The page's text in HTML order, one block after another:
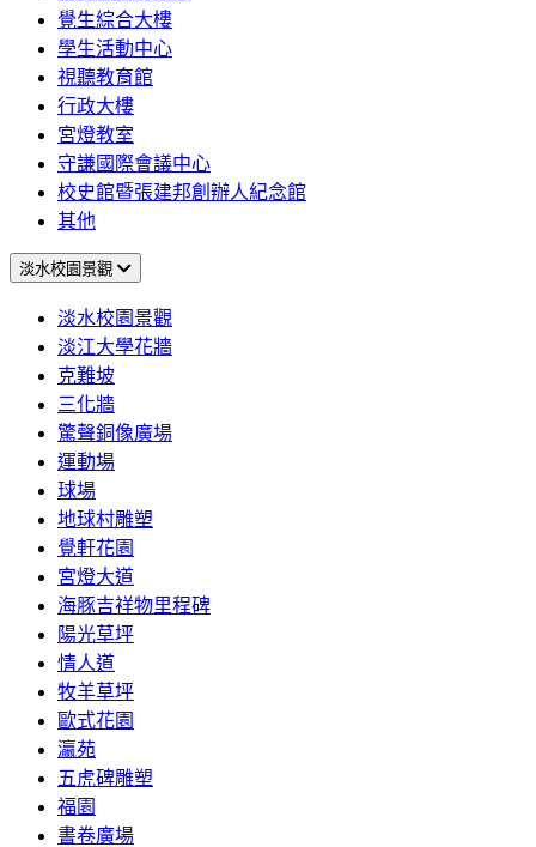
覺生綜合大樓
學生活動中心
視聽教育館
行政大樓
宮燈教室
守謙國際會議中心
校史館暨張建邦創辦人紀念館
其他
淡水校園景觀
淡水校園景觀
淡江大學花牆
克難坡
三化牆
驚聲銅像廣場
運動場
球場
地球村雕塑
覺軒花園
宮燈大道
海豚吉祥物里程碑
陽光草坪
情人道
牧羊草坪
歐式花園
瀛苑
五虎碑雕塑
福園
書卷廣場